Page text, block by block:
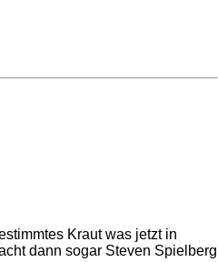
Kraut was jetzt in
dann sogar Steven Spielberg